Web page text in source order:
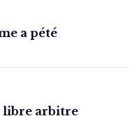
a pété
libre arbitre